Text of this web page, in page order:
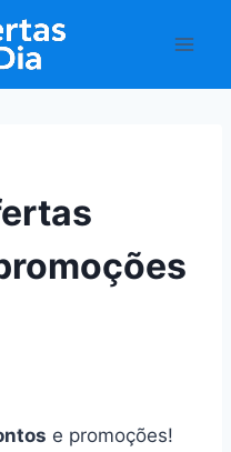
e promoções!